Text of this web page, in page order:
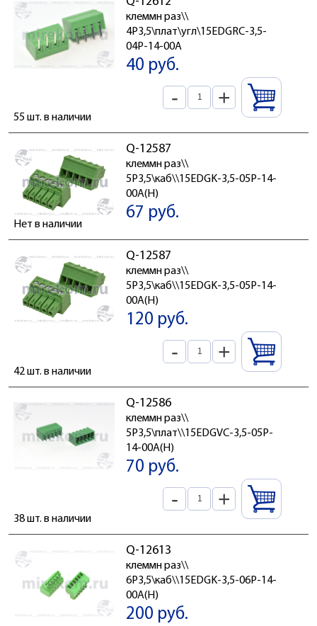
клеммн раз\\
4P3,5\плат\угл\15EDGRC-3,5-
04P-14-00A
40 руб.
- +
55 шт. в наличии
Q-12587
клеммн раз\\
5P3,5\каб\\15EDGK-3,5-05P-14-
00A(H)
67 руб.
Нет в наличии
Q-12587
клеммн раз\\
5P3,5\каб\\15EDGK-3,5-05P-14-
00A(H)
120 руб.
- +
42 шт. в наличии
Q-12586
клеммн раз\\
5P3,5\плат\\15EDGVC-3,5-05P-
14-00A(H)
70 руб.
- +
38 шт. в наличии
Q-12613
клеммн раз\\
6P3,5\каб\\15EDGK-3,5-06P-14-
00A(H)
200 руб.